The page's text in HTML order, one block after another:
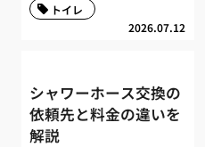
2026.07.12
トイレ
シャワーホース交換の
依頼先と料金の違いを
解説